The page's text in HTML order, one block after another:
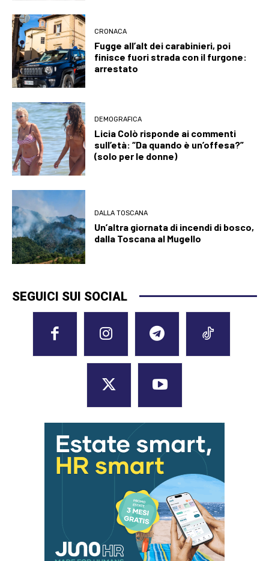
CRONACA
Fugge all’alt dei carabinieri, poi
finisce fuori strada con il furgone:
arrestato
DEMOGRAFICA
Licia Colò risponde ai commenti
sull’età: “Da quando è un’offesa?”
(solo per le donne)
DALLA TOSCANA
Un’altra giornata di incendi di bosco,
dalla Toscana al Mugello
SEGUICI SUI SOCIAL